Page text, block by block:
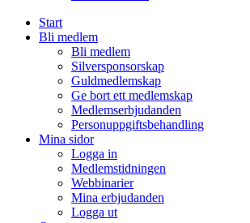
Start
Bli medlem
Bli medlem
Silversponsorskap
Guldmedlemskap
Ge bort ett medlemskap
Medlemserbjudanden
Personuppgiftsbehandling
Mina sidor
Logga in
Medlemstidningen
Webbinarier
Mina erbjudanden
Logga ut